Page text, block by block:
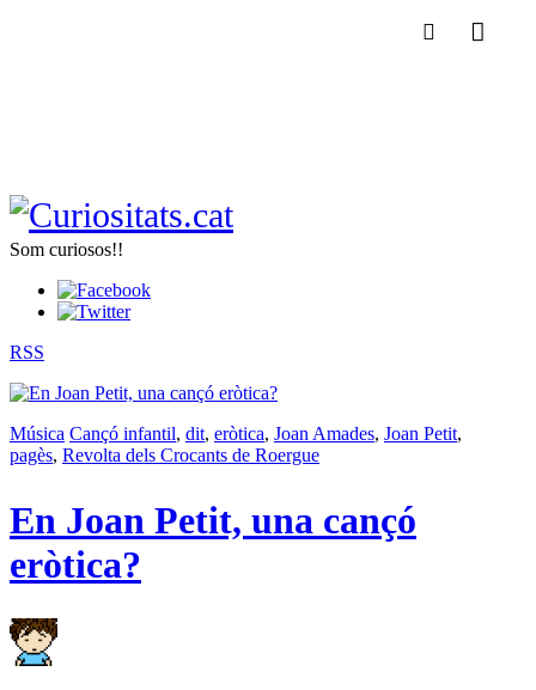
Som curiosos!!
RSS
Música Cançó infantil, dit, eròtica, Joan Amades, Joan Petit,
pagès, Revolta dels Crocants de Roergue
En Joan Petit, una cançó
eròtica?